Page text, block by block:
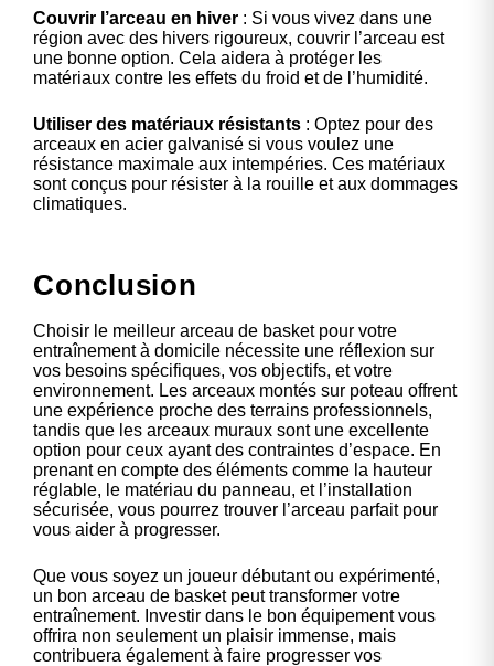
Couvrir l’arceau en hiver : Si vous vivez dans une
région avec des hivers rigoureux, couvrir l’arceau est
une bonne option. Cela aidera à protéger les
matériaux contre les effets du froid et de l’humidité.
Utiliser des matériaux résistants : Optez pour des
arceaux en acier galvanisé si vous voulez une
résistance maximale aux intempéries. Ces matériaux
sont conçus pour résister à la rouille et aux dommages
climatiques.
Conclusion
Choisir le meilleur arceau de basket pour votre
entraînement à domicile nécessite une réflexion sur
vos besoins spécifiques, vos objectifs, et votre
environnement. Les arceaux montés sur poteau offrent
une expérience proche des terrains professionnels,
tandis que les arceaux muraux sont une excellente
option pour ceux ayant des contraintes d’espace. En
prenant en compte des éléments comme la hauteur
réglable, le matériau du panneau, et l’installation
sécurisée, vous pourrez trouver l’arceau parfait pour
vous aider à progresser.
Que vous soyez un joueur débutant ou expérimenté,
un bon arceau de basket peut transformer votre
entraînement. Investir dans le bon équipement vous
offrira non seulement un plaisir immense, mais
contribuera également à faire progresser vos